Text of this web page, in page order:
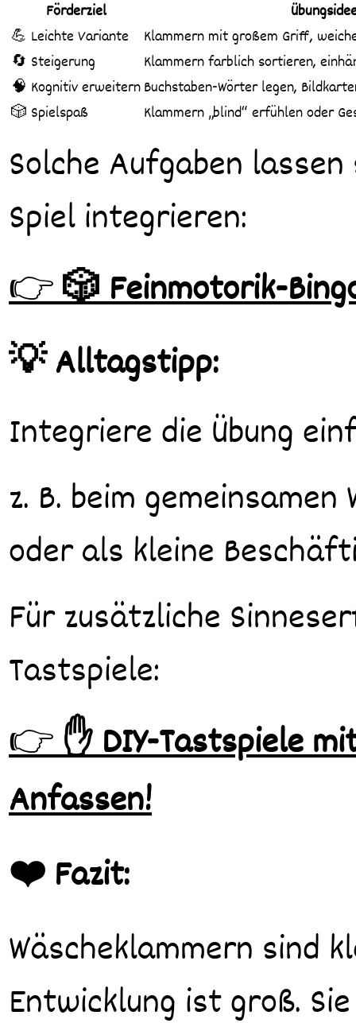
Förderziel
💪 Leichte Variante
Klammern mit großem Griff,
🔄 Steigerung
Klammern farblich sortieren,
🧠 Kognitiv erweiternBuchstaben-Wörter legen,
🎲 Spielspaß
Klammern „blind“ erfühlen oder
Solche Aufgaben
Spiel integrieren:
👉🎲 Feinmotorik-
💡 Alltagstipp:
Integriere die Übung
z. B. beim
oder als kleine
Für zusätzliche
Tastspiele:
👉✋ DIY-Tastspiele
Anfassen!
❤️ Fazit:
Wäscheklammern sind
Entwicklung ist groß.